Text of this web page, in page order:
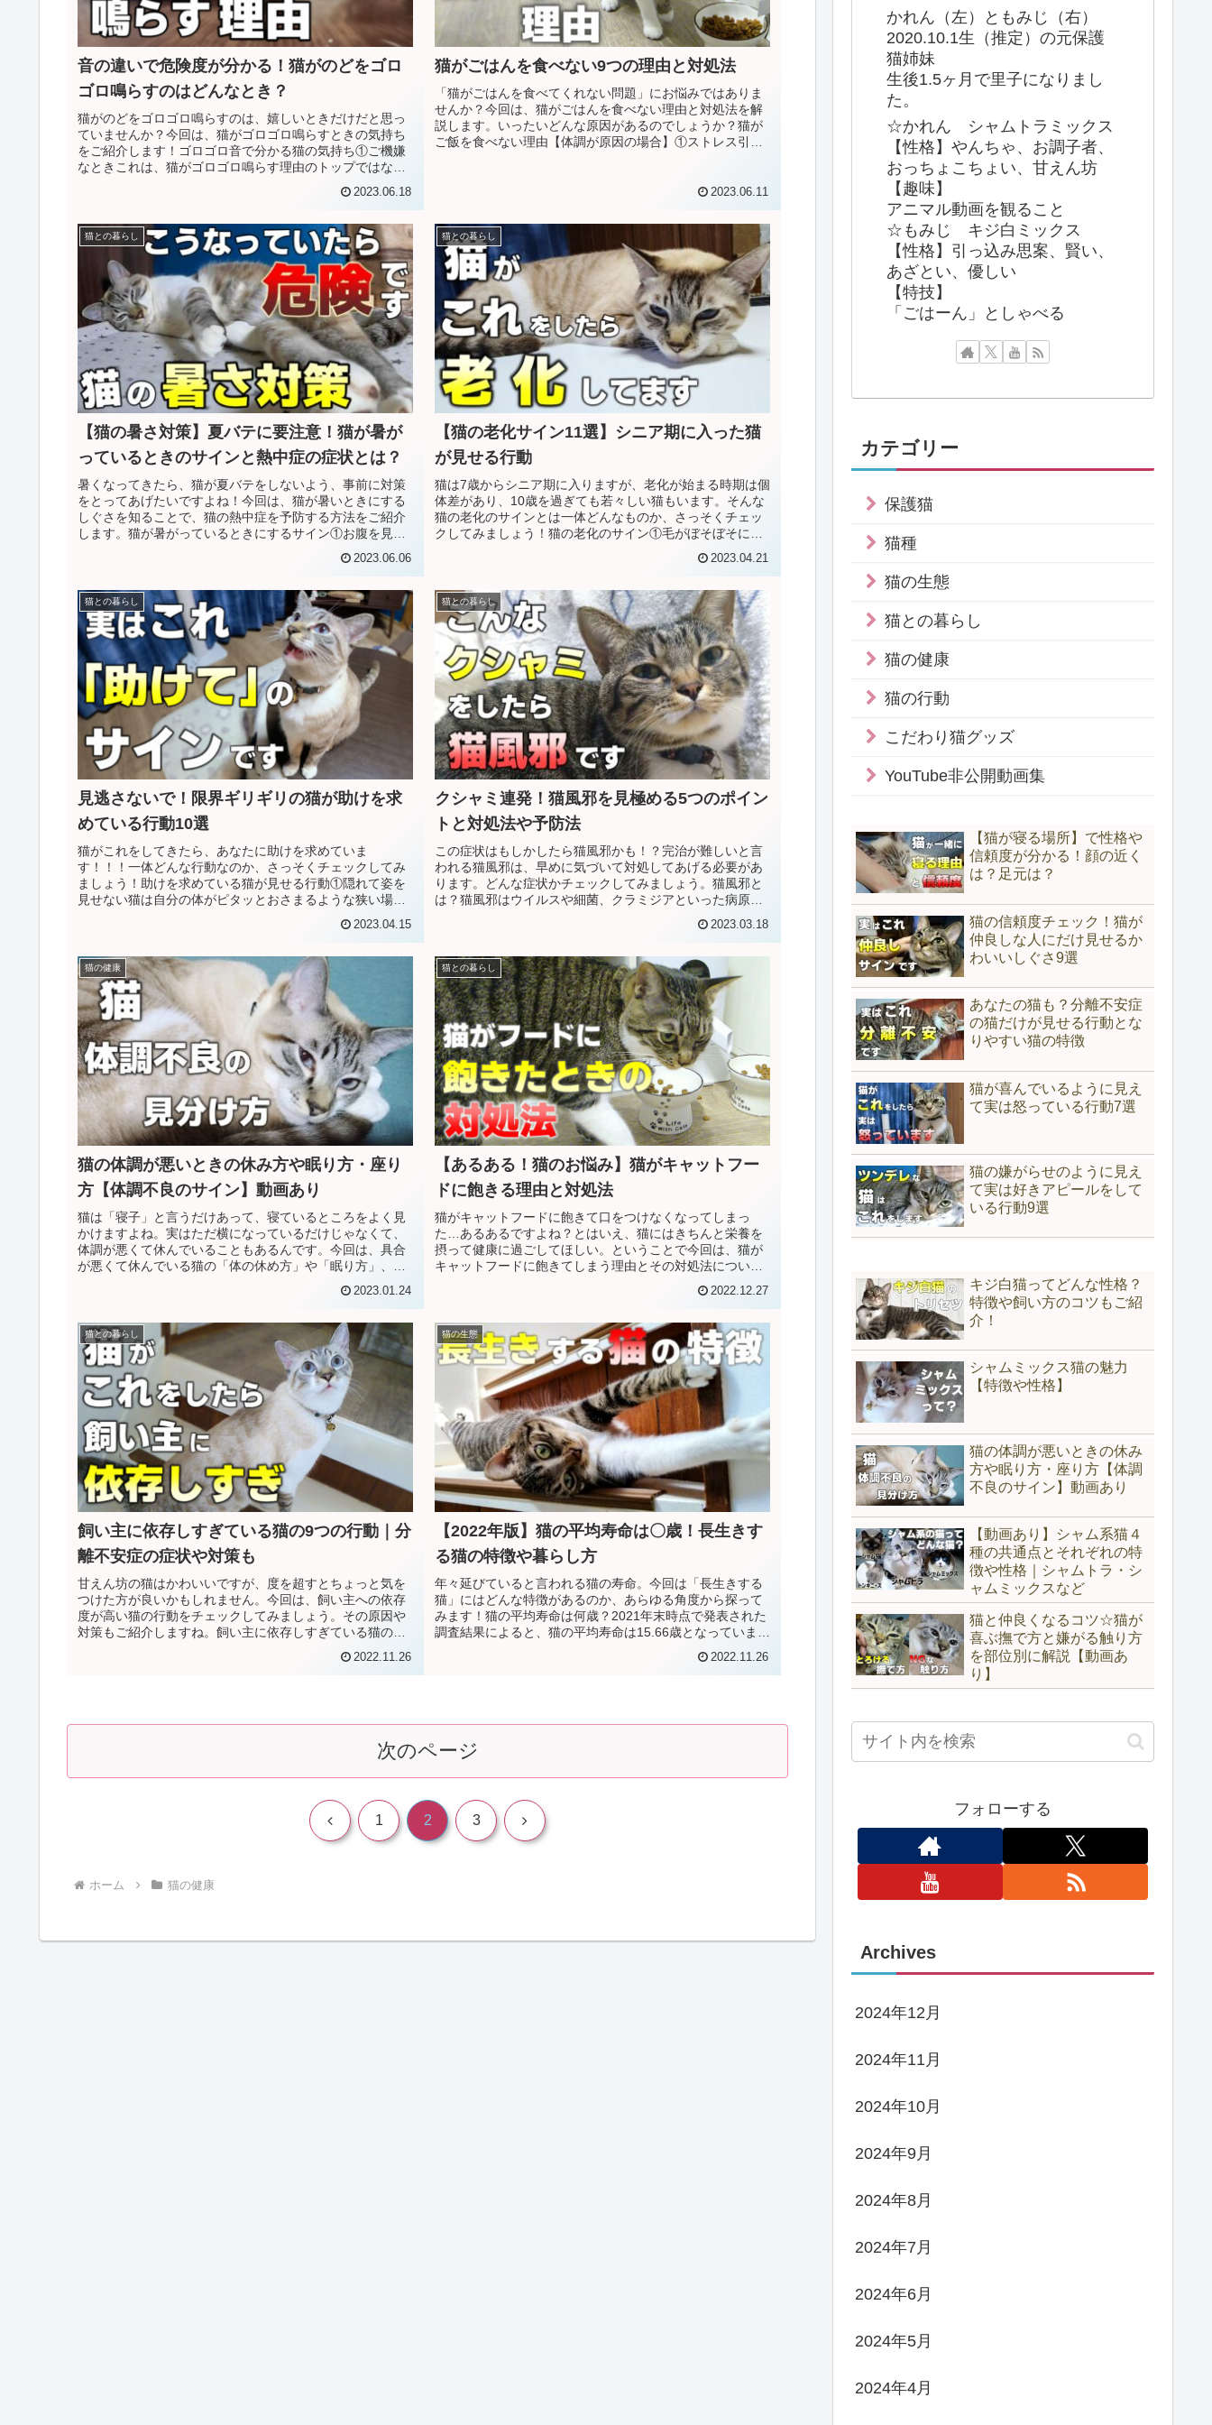
音の違いで危険度が分かる！猫がのどをゴロ
ゴロ鳴らすのはどんなとき？
猫がのどをゴロゴロ鳴らすのは、嬉しいときだけだと思っ
ていませんか？今回は、猫がゴロゴロ鳴らすときの気持ち
をご紹介します！ゴロゴロ音で分かる猫の気持ち①ご機嫌
なときこれは、猫がゴロゴロ鳴らす理由のトップではない
2023.06.18
猫がごはんを食べない9つの理由と対処法
「猫がごはんを食べてくれない問題」にお悩みではありま
せんか？今回は、猫がごはんを食べない理由と対処法を解
説します。いったいどんな原因があるのでしょうか？猫が
ご飯を食べない理由【体調が原因の場合】①ストレス引っ
2023.06.11
猫との暮らし
【猫の暑さ対策】夏バテに要注意！猫が暑が
っているときのサインと熱中症の症状とは？
暑くなってきたら、猫が夏バテをしないよう、事前に対策
をとってあげたいですよね！今回は、猫が暑いときにする
しぐさを知ることで、猫の熱中症を予防する方法をご紹介
します。猫が暑がっているときにするサイン①お腹を見せ
2023.06.06
猫との暮らし
【猫の老化サイン11選】シニア期に入った猫
が見せる行動
猫は7歳からシニア期に入りますが、老化が始まる時期は個
体差があり、10歳を過ぎても若々しい猫もいます。そんな
猫の老化のサインとは一体どんなものか、さっそくチェッ
クしてみましょう！猫の老化のサイン①毛がぼそぼそにな
2023.04.21
猫との暮らし
見逃さないで！限界ギリギリの猫が助けを求
めている行動10選
猫がこれをしてきたら、あなたに助けを求めていま
す！！！一体どんな行動なのか、さっそくチェックしてみ
ましょう！助けを求めている猫が見せる行動①隠れて姿を
見せない猫は自分の体がピタッとおさまるような狭い場所
2023.04.15
猫との暮らし
クシャミ連発！猫風邪を見極める5つのポイン
トと対処法や予防法
この症状はもしかしたら猫風邪かも！？完治が難しいと言
われる猫風邪は、早めに気づいて対処してあげる必要があ
ります。どんな症状かチェックしてみましょう。猫風邪と
は？猫風邪はウイルスや細菌、クラミジアといった病原体
2023.03.18
猫の健康
猫の体調が悪いときの休み方や眠り方・座り
方【体調不良のサイン】動画あり
猫は「寝子」と言うだけあって、寝ているところをよく見
かけますよね。実はただ横になっているだけじゃなくて、
体調が悪くて休んでいることもあるんです。今回は、具合
が悪くて休んでいる猫の「体の休め方」や「眠り方」、
2023.01.24
猫との暮らし
【あるある！猫のお悩み】猫がキャットフー
ドに飽きる理由と対処法
猫がキャットフードに飽きて口をつけなくなってしまっ
た…あるあるですよね？とはいえ、猫にはきちんと栄養を
摂って健康に過ごしてほしい。ということで今回は、猫が
キャットフードに飽きてしまう理由とその対処法について
2022.12.27
猫との暮らし
飼い主に依存しすぎている猫の9つの行動｜分
離不安症の症状や対策も
甘えん坊の猫はかわいいですが、度を超すとちょっと気を
つけた方が良いかもしれません。今回は、飼い主への依存
度が高い猫の行動をチェックしてみましょう。その原因や
対策もご紹介しますね。飼い主に依存しすぎている猫の行
2022.11.26
猫の生態
【2022年版】猫の平均寿命は〇歳！長生きす
る猫の特徴や暮らし方
年々延びていると言われる猫の寿命。今回は「長生きする
猫」にはどんな特徴があるのか、あらゆる角度から探って
みます！猫の平均寿命は何歳？2021年末時点で発表された
調査結果によると、猫の平均寿命は15.66歳となっていま
2022.11.26
次のページ
前 1 2 3 次
ホーム 猫の健康
かれん（左）ともみじ（右）
2020.10.1生（推定）の元保護
猫姉妹
生後1.5ヶ月で里子になりまし
た。
☆かれん シャムトラミックス
【性格】やんちゃ、お調子者、
おっちょこちょい、甘えん坊
【趣味】
アニマル動画を観ること
☆もみじ キジ白ミックス
【性格】引っ込み思案、賢い、
あざとい、優しい
【特技】
「ごはーん」としゃべる
カテゴリー
保護猫
猫種
猫の生態
猫との暮らし
猫の健康
猫の行動
こだわり猫グッズ
YouTube非公開動画集
【猫が寝る場所】で性格や
信頼度が分かる！顔の近く
は？足元は？
猫の信頼度チェック！猫が
仲良しな人にだけ見せるか
わいいしぐさ9選
あなたの猫も？分離不安症
の猫だけが見せる行動とな
りやすい猫の特徴
猫が喜んでいるように見え
て実は怒っている行動7選
猫の嫌がらせのように見え
て実は好きアピールをして
いる行動9選
キジ白猫ってどんな性格？
特徴や飼い方のコツもご紹
介！
シャムミックス猫の魅力
【特徴や性格】
猫の体調が悪いときの休み
方や眠り方・座り方【体調
不良のサイン】動画あり
【動画あり】シャム系猫４
種の共通点とそれぞれの特
徴や性格｜シャムトラ・シ
ャムミックスなど
猫と仲良くなるコツ☆猫が
喜ぶ撫で方と嫌がる触り方
を部位別に解説【動画あ
り】
フォローする
Archives
2024年12月
2024年11月
2024年10月
2024年9月
2024年8月
2024年7月
2024年6月
2024年5月
2024年4月